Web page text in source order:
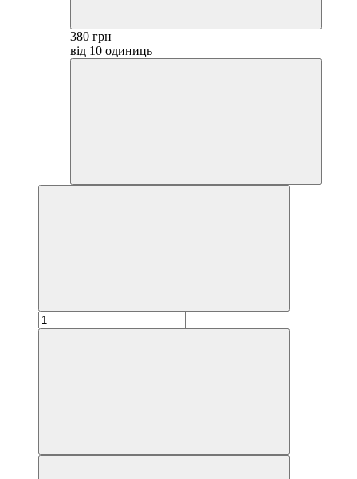
380 грн
від 10 одиниць